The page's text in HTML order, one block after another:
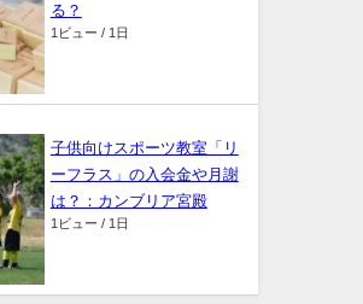
る？
1ビュー / 1日
子供向けスポーツ教室「リ
ーフラス」の入会金や月謝
は？：カンブリア宮殿
1ビュー / 1日